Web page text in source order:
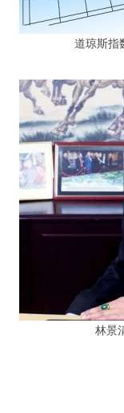
道琼斯指
林景